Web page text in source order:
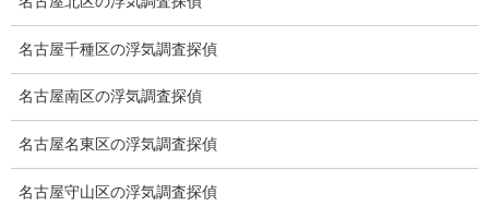
浮気調査地域
浮気調査関連調査
ドメスティックバイオレンスDV調査
いじめ・子供の虐待
別れさせ屋
名古屋千種区の浮気調査探偵
名古屋南区の浮気調査探偵
名古屋名東区の浮気調査探偵
名古屋守山区の浮気調査探偵